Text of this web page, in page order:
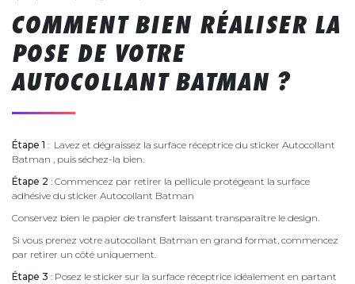
COMMENT BIEN RÉALISER LA
POSE DE VOTRE
AUTOCOLLANT BATMAN ?
Étape 1 : Lavez et dégraissez la surface réceptrice du sticker Autocollant
Batman , puis séchez-la bien.
Étape 2 : Commencez par retirer la pellicule protégeant la surface
adhésive du sticker Autocollant Batman
Conservez bien le papier de transfert laissant transparaître le design.
Si vous prenez votre autocollant Batman en grand format, commencez
par retirer un côté uniquement.
Étape 3 : Posez le sticker sur la surface réceptrice idéalement en partant